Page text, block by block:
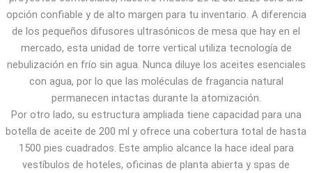
opción confiable y de alto margen para tu inventario. A diferencia
de los pequeños difusores ultrasónicos de mesa que hay en el
mercado, esta unidad de torre vertical utiliza tecnología de
nebulización en frío sin agua. Nunca diluye los aceites esenciales
con agua, por lo que las moléculas de fragancia natural
permanecen intactas durante la atomización.
Por otro lado, su estructura ampliada tiene capacidad para una
botella de aceite de 200 ml y ofrece una cobertura total de hasta
1500 pies cuadrados. Este amplio alcance la hace ideal para
vestíbulos de hoteles, oficinas de planta abierta y spas de